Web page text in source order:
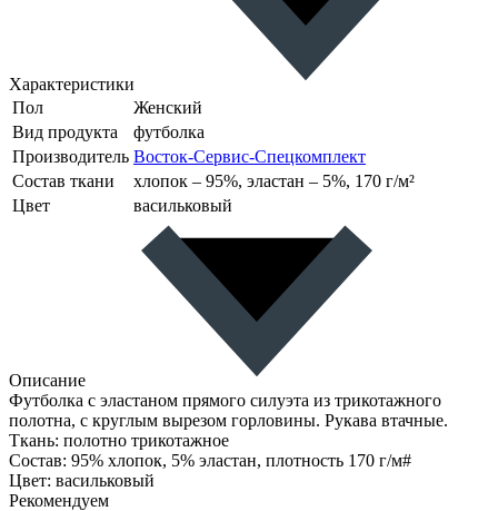
Характеристики
Пол
Женский
Вид продукта
футболка
Производитель Восток-Сервис-Спецкомплект
Состав ткани
хлопок – 95%, эластан – 5%, 170 г/м²
Цвет
васильковый
Описание
Футболка с эластаном прямого силуэта из трикотажного
полотна, с круглым вырезом горловины. Рукава втачные.
Ткань: полотно трикотажное
Состав: 95% хлопок, 5% эластан, плотность 170 г/м#
Цвет: васильковый
Рекомендуем